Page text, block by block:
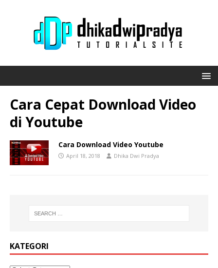
Cara Cepat Download Video
di Youtube
Cara Download Video Youtube
April 18, 2018 Dhika Dwi Pradya
KATEGORI